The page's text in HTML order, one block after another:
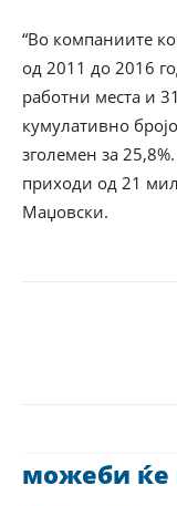
“Во компаниите
од 2011 до 2016
работни места и
кумулативно
зголемен за
приходи од 21
Маџовски.
можеби ќе